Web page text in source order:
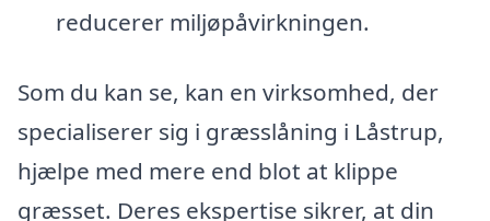
reducerer miljøpåvirkningen.
Som du kan se, kan en virksomhed, der
specialiserer sig i græsslåning i Låstrup,
hjælpe med mere end blot at klippe
græsset. Deres ekspertise sikrer, at din